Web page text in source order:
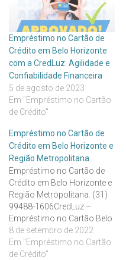
Empréstimo no Cartão de
Crédito em Belo Horizonte
com a CredLuz: Agilidade e
Confiabilidade Financeira
5 de agosto de 2023
Em "Empréstimo no Cartão
de Crédito"
Empréstimo no Cartão de
Crédito em Belo Horizonte e
Região Metropolitana.
Empréstimo no Cartão de
Crédito em Belo Horizonte e
Região Metropolitana. (31)
99488-1606CredLuz –
Empréstimo no Cartão Belo
Horizonte
(emprestimocomcartao.co
m.br) Saiba onde nos
8 de setembro de 2022
Em "Empréstimo no Cartão
de Crédito"